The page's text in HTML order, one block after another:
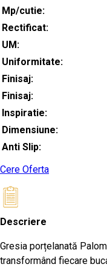
Mp/cutie:
Rectificat:
UM:
Uniformitate:
Finisaj:
Finisaj:
Inspiratie:
Dimensiune:
Anti Slip:
Cere Oferta
Descriere
Gresia porțelanată
transformând fiecare